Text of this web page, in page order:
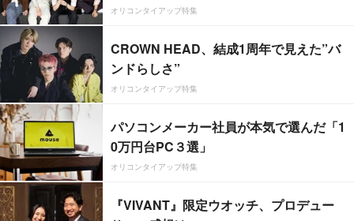
オリコンタイアップ特集
CROWN HEAD、結成1周年で見えた”バ
ンドらしさ”
オリコンタイアップ特集
パソコンメーカー社員が本気で選んだ「1
0万円台PC３選」
オリコンタイアップ特集
『VIVANT』限定ウオッチ、プロデュー